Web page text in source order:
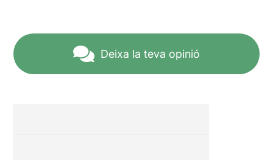
Deixa la teva opinió